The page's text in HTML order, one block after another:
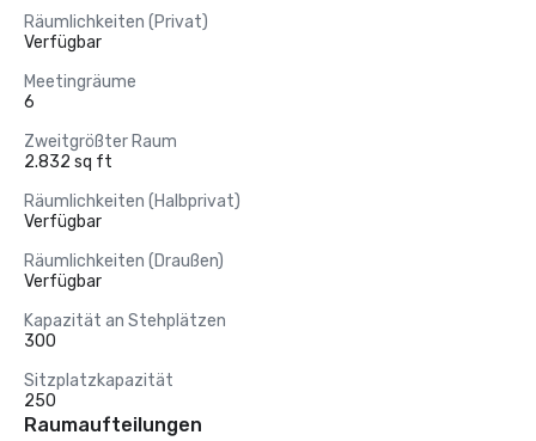
Räumlichkeiten (Privat)
Verfügbar
Meetingräume
6
Zweitgrößter Raum
2.832 sq ft
Räumlichkeiten (Halbprivat)
Verfügbar
Räumlichkeiten (Draußen)
Verfügbar
Kapazität an Stehplätzen
300
Sitzplatzkapazität
250
Raumaufteilungen